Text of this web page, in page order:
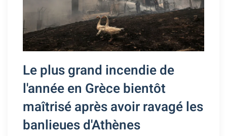
Le plus grand incendie de
l'année en Grèce bientôt
maîtrisé après avoir ravagé les
banlieues d'Athènes